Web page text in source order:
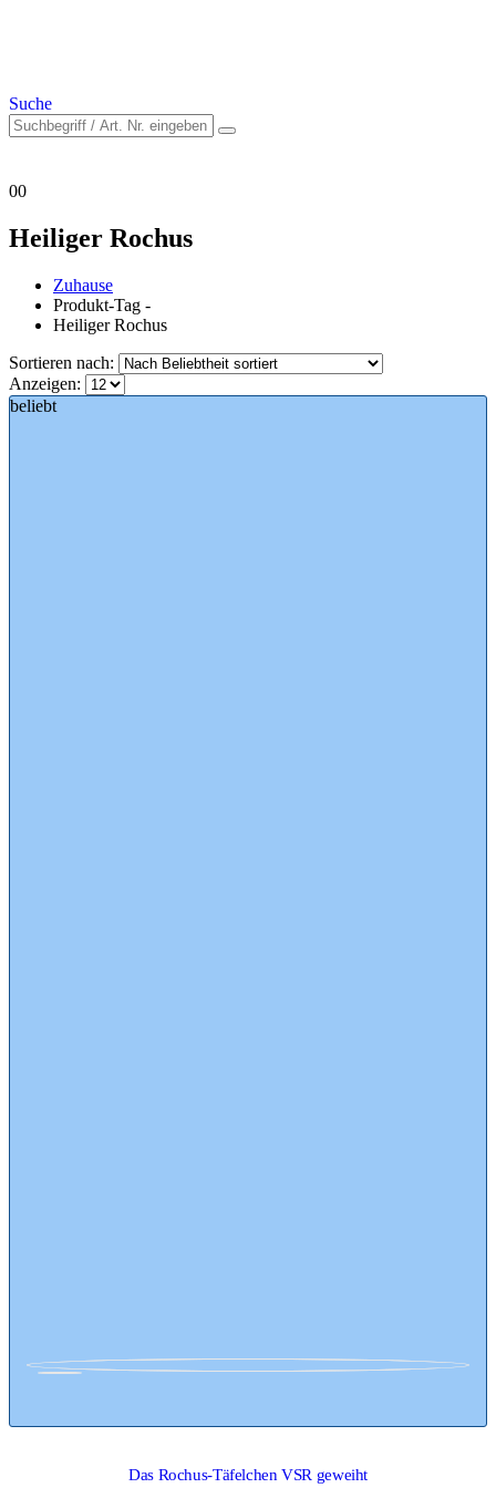
Suche
00
Heiliger Rochus
Zuhause
Produkt-Tag -
Heiliger Rochus
Sortieren nach:
Anzeigen:
beliebt
Das Rochus-Täfelchen VSR geweiht